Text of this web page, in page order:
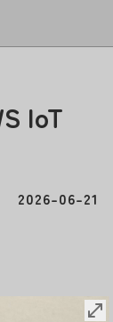
IoT
2026-06-21